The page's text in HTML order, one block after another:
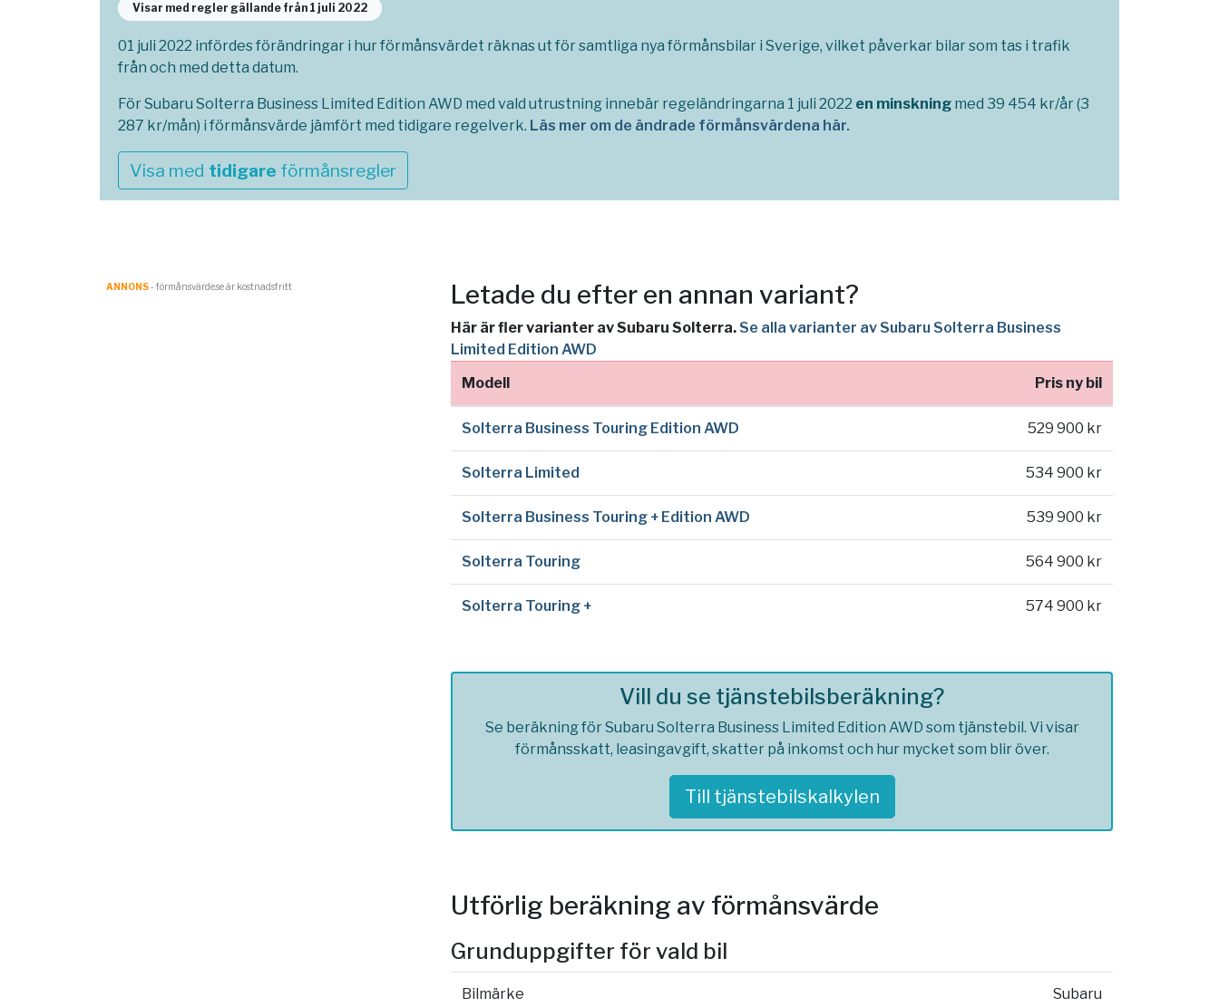
Visar med regler gällande från 1 juli 2022
01 juli 2022 infördes förändringar i hur förmånsvärdet räknas ut för samtliga nya förmånsbilar i Sverige, vilket påverkar bilar som tas i trafik
från och med detta datum.
För Subaru Solterra Business Limited Edition AWD med vald utrustning innebär regeländringarna 1 juli 2022 en minskning med 39 454 kr/år (3
287 kr/mån) i förmånsvärde jämfört med tidigare regelverk. Läs mer om de ändrade förmånsvärdena här.
Visa med tidigare förmånsregler
ANNONS- förmånsvärde.se är kostnadsfritt Letade du efter en annan variant?
Här är fler varianter av Subaru Solterra. Se alla varianter av Subaru Solterra Business
Limited Edition AWD
Modell
Pris ny bil
Solterra Business Touring Edition AWD 529 900 kr
Solterra Limited 534 900 kr
Solterra Business Touring + Edition AWD 539 900 kr
Solterra Touring 564 900 kr
Solterra Touring + 574 900 kr
Vill du se tjänstebilsberäkning?
Se beräkning för Subaru Solterra Business Limited Edition AWD som tjänstebil. Vi visar
förmånsskatt, leasingavgift, skatter på inkomst och hur mycket som blir över.
Till tjänstebilskalkylen
Utförlig beräkning av förmånsvärde
Grunduppgifter för vald bil
Bilmärke Subaru